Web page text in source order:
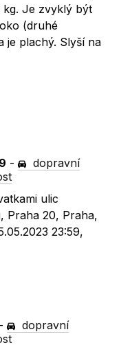
Je zvyklý být
(druhé
je plachý. Slyší na
-
dopravní
ulic
Praha 20, Praha,
23:59,
-
dopravní